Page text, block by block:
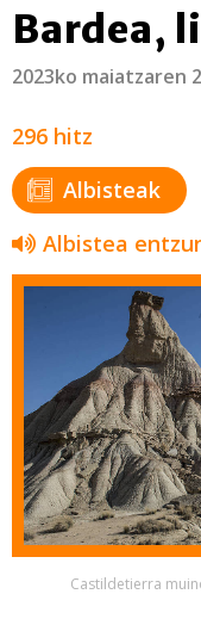
Bardea,
2023ko maiatzaren
296 hitz
Albisteak
Albistea
Castildetierra